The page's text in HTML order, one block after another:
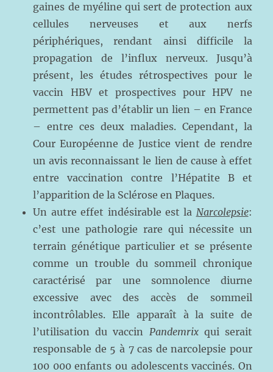
gaines de myéline qui sert de protection aux
cellules nerveuses et aux nerfs
périphériques, rendant ainsi difficile la
propagation de l’influx nerveux. Jusqu’à
présent, les études rétrospectives pour le
vaccin HBV et prospectives pour HPV ne
permettent pas d’établir un lien – en France
– entre ces deux maladies. Cependant, la
Cour Européenne de Justice vient de rendre
un avis reconnaissant le lien de cause à effet
entre vaccination contre l’Hépatite B et
l’apparition de la Sclérose en Plaques.
Un autre effet indésirable est la Narcolepsie:
c’est une pathologie rare qui nécessite un
terrain génétique particulier et se présente
comme un trouble du sommeil chronique
caractérisé par une somnolence diurne
excessive avec des accès de sommeil
incontrôlables. Elle apparaît à la suite de
l’utilisation du vaccin Pandemrixqui serait
responsable de 5 à 7 cas de narcolepsie pour
100 000 enfants ou adolescents vaccinés. On